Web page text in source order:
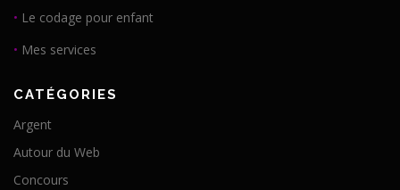
• Le codage pour enfant
• Mes services
CATÉGORIES
Argent
Autour du Web
Concours